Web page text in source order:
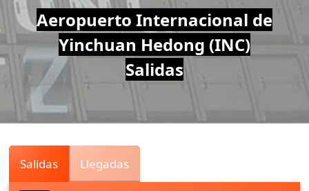
Air
Traffic
Live
Aeropuerto Internacional de
Yinchuan Hedong (INC)
Salidas
Salidas Llegadas